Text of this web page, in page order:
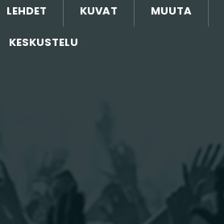
LEHDET KUVAT MUUTA
KESKUSTELU